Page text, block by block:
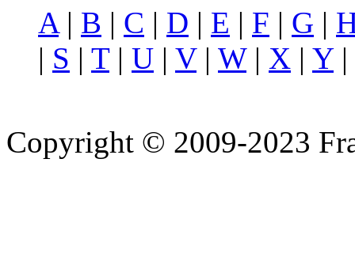
A| B | C | D | E | F | G |
| S | T| U | V| W| X | Y|
Copyright © 2009-2023